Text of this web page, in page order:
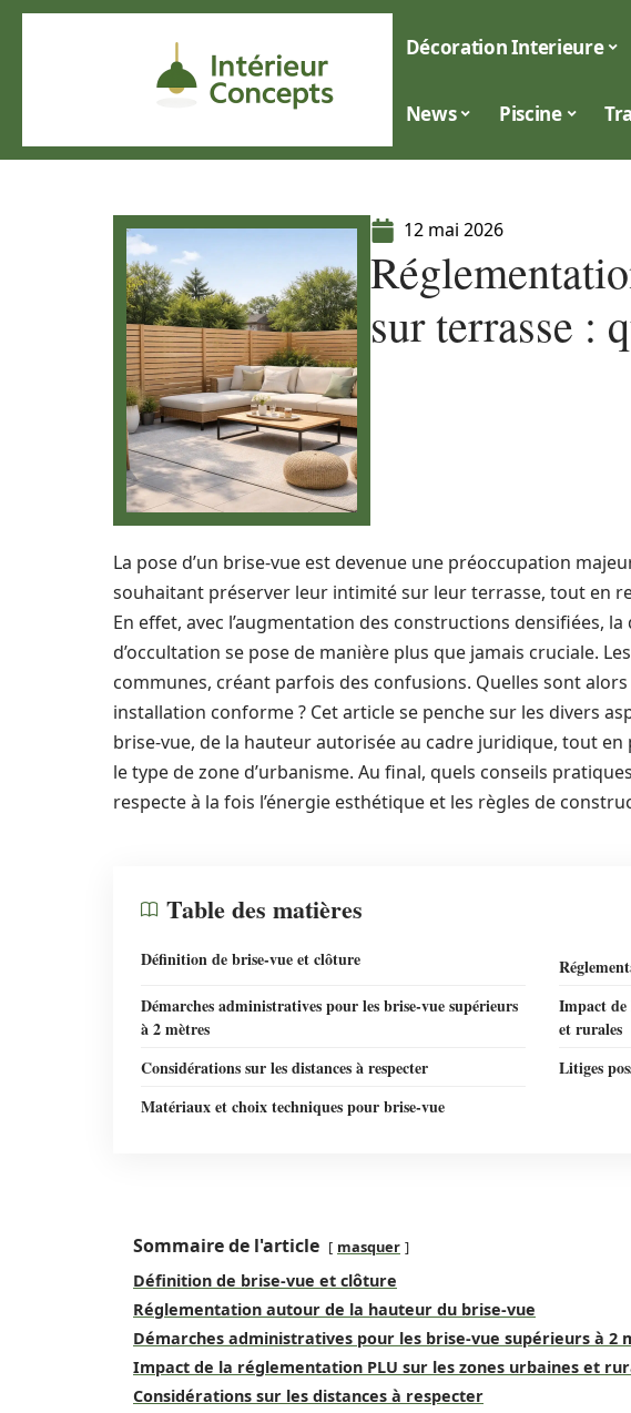
Décoration Interieure
News Piscine
12 mai 2026
sur terrasse :
La pose d’un brise-vue est devenue une préoccupation
souhaitant préserver leur intimité sur leur terrasse, tout en
En effet, avec l’augmentation des constructions densifiées,
d’occultation se pose de manière plus que jamais cruciale.
communes, créant parfois des confusions. Quelles sont
installation conforme ? Cet article se penche sur les divers
brise-vue, de la hauteur autorisée au cadre juridique, tout
le type de zone d’urbanisme. Au final, quels conseils
respecte à la fois l’énergie esthétique et les règles de
Table des matières
Définition de brise-vue et clôture
Démarches administratives pour les brise-vue supérieurs
à 2 mètres
Impact de
et rurales
Considérations sur les distances à respecter
Litiges
Matériaux et choix techniques pour brise-vue
Sommaire de l'article masquer
Définition de brise-vue et clôture
Réglementation autour de la hauteur du brise-vue
Démarches administratives pour les brise-vue supérieurs à 2
Impact de la réglementation PLU sur les zones urbaines et
Considérations sur les distances à respecter